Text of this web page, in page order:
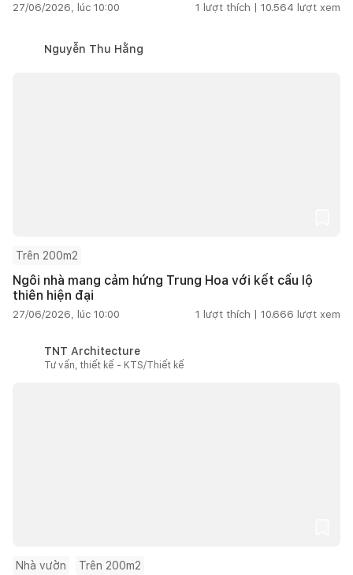
27/06/2026, lúc 10:00 1 lượt thích | 10.564 lượt xem
Nguyễn Thu Hằng
Trên 200m2
Ngôi nhà mang cảm hứng Trung Hoa với kết cấu lộ
thiên hiện đại
27/06/2026, lúc 10:00 1 lượt thích | 10.666 lượt xem
TNT Architecture
Tư vấn, thiết kế - KTS/Thiết kế
Nhà vườn Trên 200m2